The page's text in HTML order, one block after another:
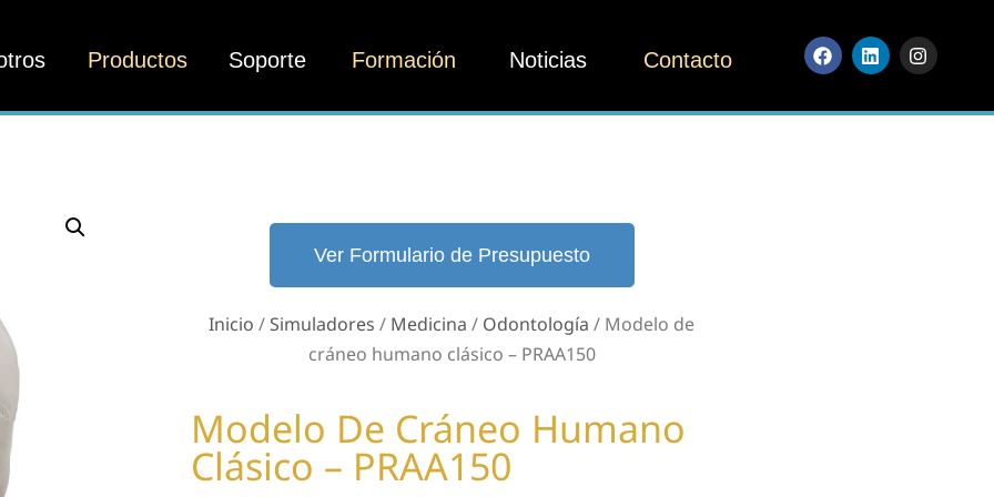
Productos Soporte Formación Noticias Contacto
Ver Formulario de Presupuesto
Inicio / Simuladores / Medicina / Odontología / Modelo de
cráneo humano clásico – PRAA150
Modelo De Cráneo Humano
Clásico – PRAA150